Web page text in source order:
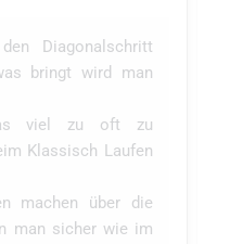
Diagonalschritt
bringt wird man
viel zu oft zu
Klassisch Laufen
machen über die
man sicher wie im